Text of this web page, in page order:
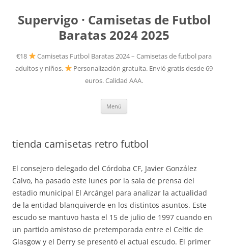
Supervigo · Camisetas de Futbol
Baratas 2024 2025
€18
Camisetas Futbol Baratas 2024 – Camisetas de futbol para
adultos y niños.
Personalización gratuita. Envió gratis desde 69
euros. Calidad AAA.
Menú
tienda camisetas retro futbol
El consejero delegado del Córdoba CF, Javier González
Calvo, ha pasado este lunes por la sala de prensa del
estadio municipal El Arcángel para analizar la actualidad
de la entidad blanquiverde en los distintos asuntos. Este
escudo se mantuvo hasta el 15 de julio de 1997 cuando en
un partido amistoso de pretemporada entre el Celtic de
Glasgow y el Derry se presentó el actual escudo. El primer